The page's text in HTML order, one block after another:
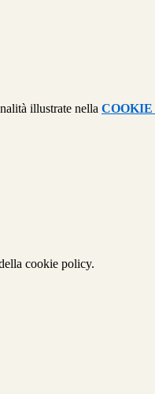
illustrate nella
cookie policy.